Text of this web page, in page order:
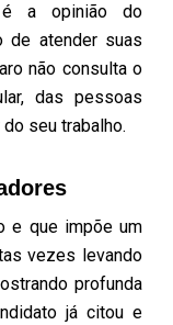
é a opinião do
de atender suas
não consulta o
das pessoas
seu trabalho.
e que impõe um
vezes levando
profunda
já citou e